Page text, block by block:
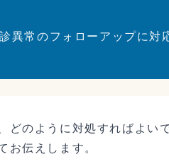
異常のフォローアップに対
どのように対処すればよい
お伝えします。